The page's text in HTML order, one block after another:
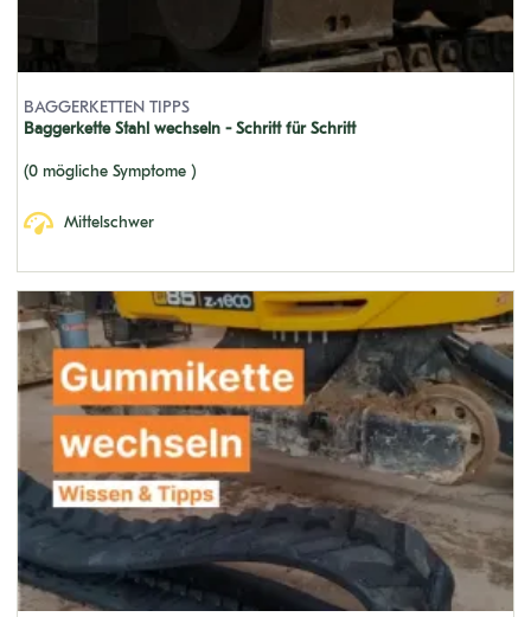
SK014 (S/N: PU 750-UP)
SK200 MARK V
SK350LC-9
SK80MSR-1ES
25 COUPE
SK400 MARK IV
SK015 (S/N: PU 2001-2750)
SK300LC MARK III
SK300 LC 10
SK80MSR-1E
SK35SR (S/N: PX 5001-6500)
BAGGERKETTEN TIPPS
Baggerkette Stahl wechseln - Schritt für Schritt
(0 mögliche Symptome )
Mittelschwer